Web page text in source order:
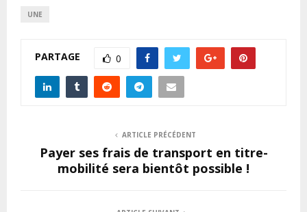
UNE
PARTAGE 0
ARTICLE PRÉCÉDENT
Payer ses frais de transport en titre-
mobilité sera bientôt possible !